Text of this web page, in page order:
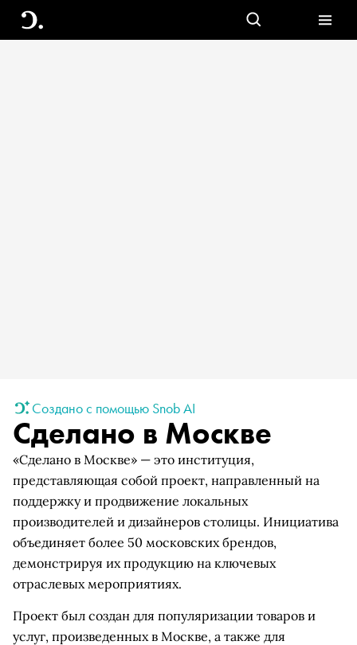
Создано с помощью Snob AI
Сделано в Москве
«Сделано в Москве» — это институция,
представляющая собой проект, направленный на
поддержку и продвижение локальных
производителей и дизайнеров столицы. Инициатива
объединяет более 50 московских брендов,
демонстрируя их продукцию на ключевых
отраслевых мероприятиях.
Проект был создан для популяризации товаров и
услуг, произведенных в Москве, а также для